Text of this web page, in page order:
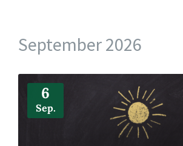
September 2026
6
Sep.
Mehr